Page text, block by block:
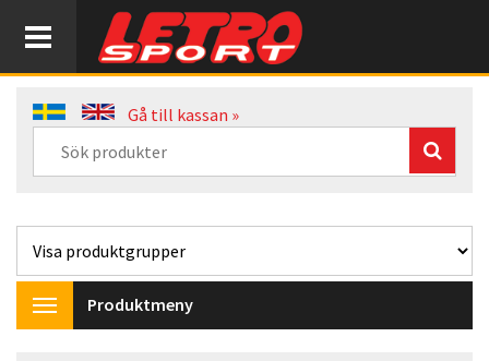
Gå till kassan »
Toggle
navigation
Produktmeny